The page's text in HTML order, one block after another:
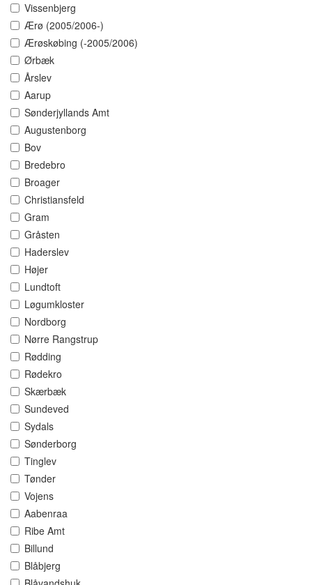
Vissenbjerg
Ærø (2005/2006-)
Ærøskøbing (-2005/2006)
Ørbæk
Årslev
Aarup
Sønderjyllands Amt
Augustenborg
Bov
Bredebro
Broager
Christiansfeld
Gram
Gråsten
Haderslev
Højer
Lundtoft
Løgumkloster
Nordborg
Nørre Rangstrup
Rødding
Rødekro
Skærbæk
Sundeved
Sydals
Sønderborg
Tinglev
Tønder
Vojens
Aabenraa
Ribe Amt
Billund
Blåbjerg